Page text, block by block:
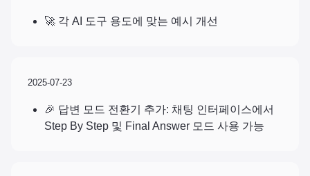
🚀 각 AI 도구 용도에 맞는 예시 개선
2025-07-23
🎉 답변 모드 전환기 추가: 채팅 인터페이스에서
Step By Step 및 Final Answer 모드 사용 가능